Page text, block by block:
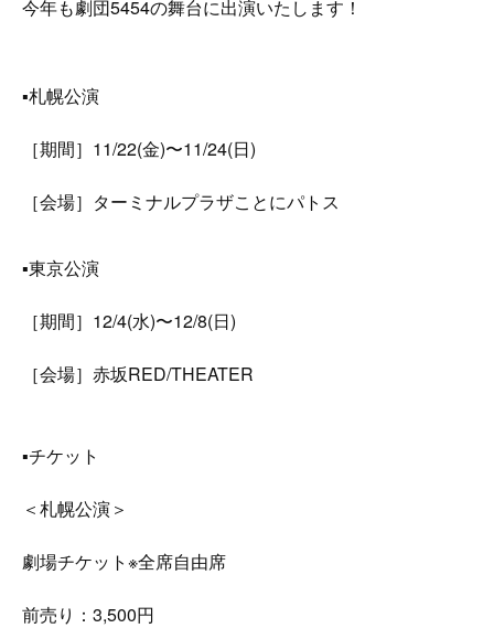
今年も劇団5454の舞台に出演いたします！
▪︎札幌公演
［期間］11/22(金)〜11/24(日)
［会場］ターミナルプラザことにパトス
▪︎東京公演
［期間］12/4(水)〜12/8(日)
［会場］赤坂RED/THEATER
▪︎チケット
＜札幌公演＞
劇場チケット※全席自由席
前売り：3,500円